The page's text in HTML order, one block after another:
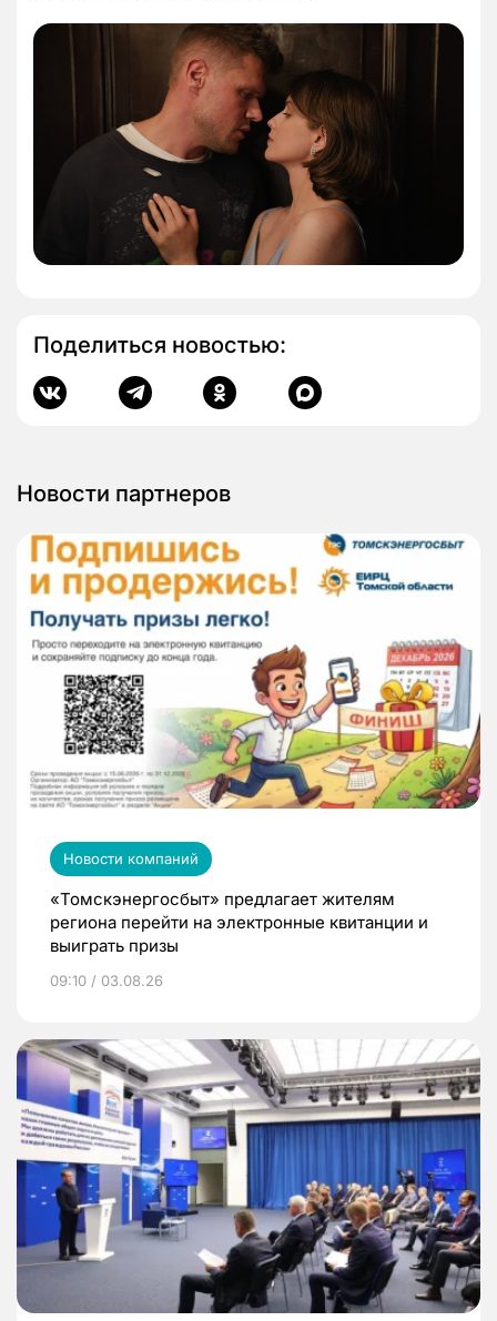
Поделиться новостью:
Новости партнеров
Новости компаний
«Томскэнергосбыт» предлагает жителям
региона перейти на электронные квитанции и
выиграть призы
09:10 / 03.08.26